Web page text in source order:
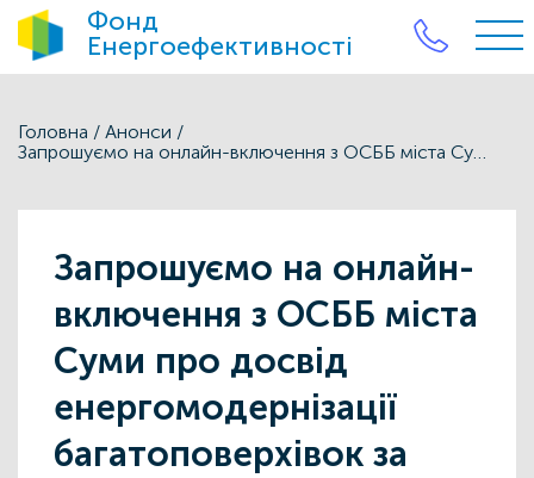
Фонд
Енергоефективності
Головна / Анонси /
Запрошуємо на онлайн-включення з ОСББ міста Суми про досвід енергомодернізації багатоповерхівок за програмою “Енергодім”!
Запрошуємо на онлайн-
включення з ОСББ міста
Суми про досвід
енергомодернізації
багатоповерхівок за